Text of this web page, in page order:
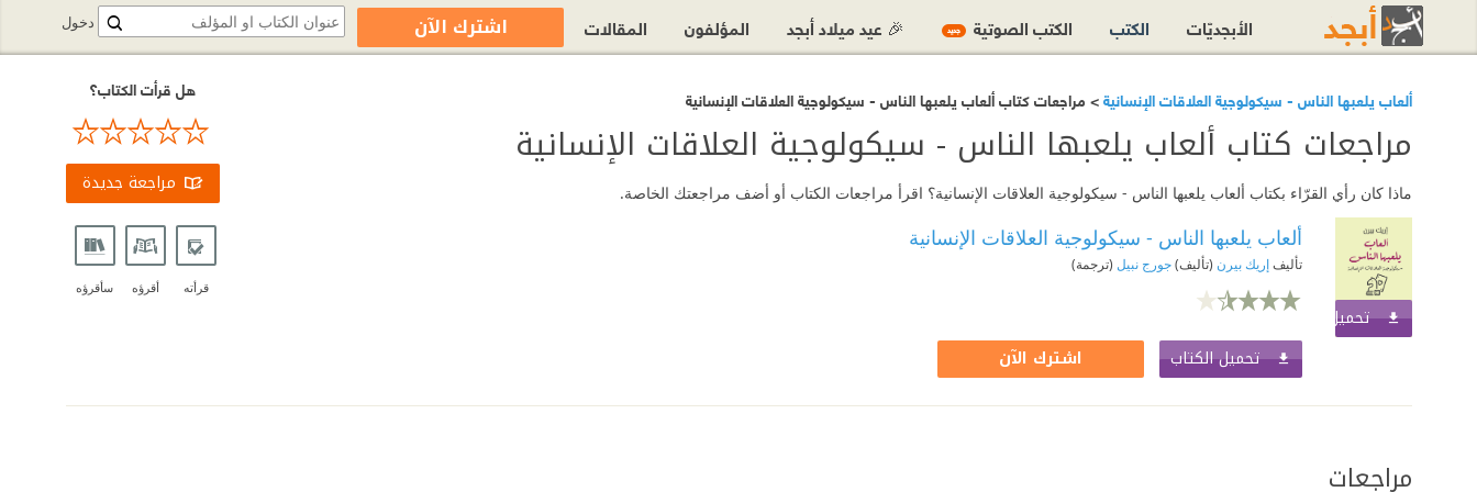
ألعاب يلعبها الناس - سيكولوجية العلاقات الإنسانية> مراجعات كتاب ألعاب يلعبها الناس - سيكولوجية العلاقات الإنسانية
مراجعات كتاب ألعاب يلعبها الناس - سيكولوجية العلاقات الإنسانية
ماذا كان رأي القرّاء بكتاب ألعاب يلعبها الناس - سيكولوجية العلاقات الإنسانية؟ اقرأ مراجعات الكتاب أو أضف مراجعتك الخاصة.
تحميل الكتاب اشترك الآن
ألعاب يلعبها الناس - سيكولوجية العلاقات الإنسانية
تأليفإريك بيرن (تأليف)جورج نبيل (ترجمة)
تحميل الكتاب اشترك الآن
هل قرأت الكتاب؟
مراجعة جديدة
قرأته أقرؤه سأقرؤه
مراجعات
دخول الأبجديّات الكتب الكتب الصوتية جديد 🎉 عيد ميلاد أبجد المؤلفون المقالات اشترك الآن